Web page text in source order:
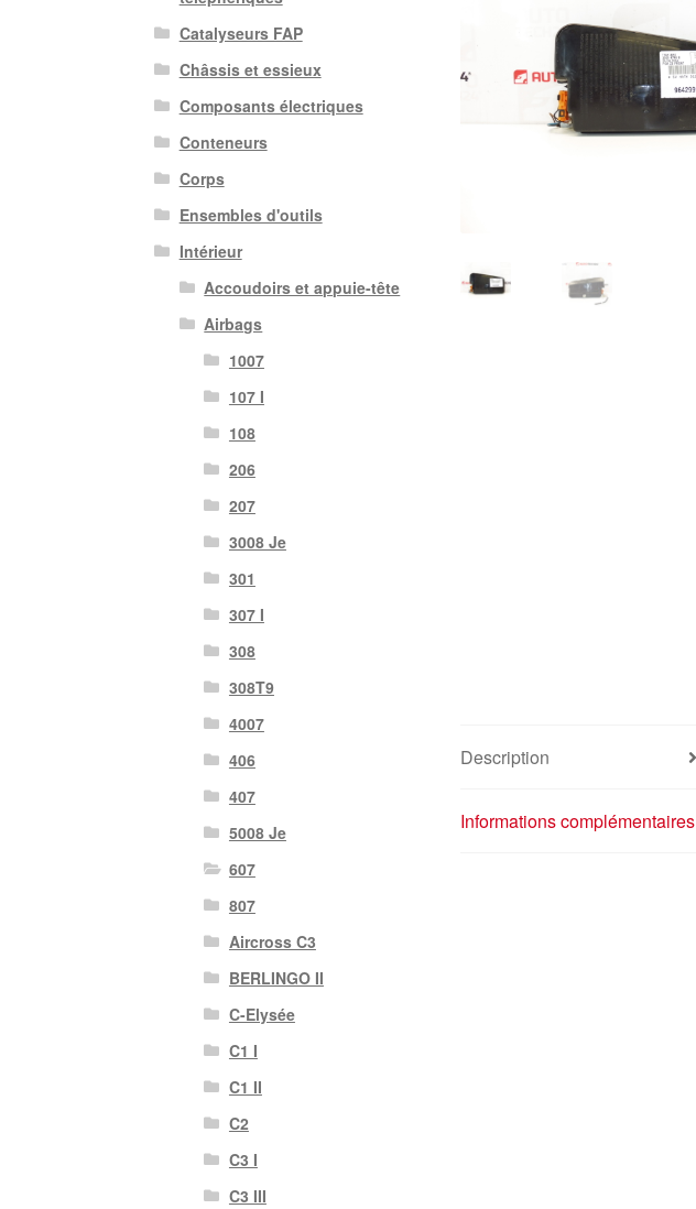
Description
Informations complémentaires
Catalyseurs FAP
Châssis et essieux
Composants électriques
Conteneurs
Corps
Ensembles d'outils
Intérieur
Accoudoirs et appuie-tête
Airbags
1007
107 I
108
206
207
3008 Je
301
307 I
308
308T9
4007
406
407
5008 Je
607
807
Aircross C3
BERLINGO II
C-Elysée
C1 I
C1 II
C2
C3 I
C3 III